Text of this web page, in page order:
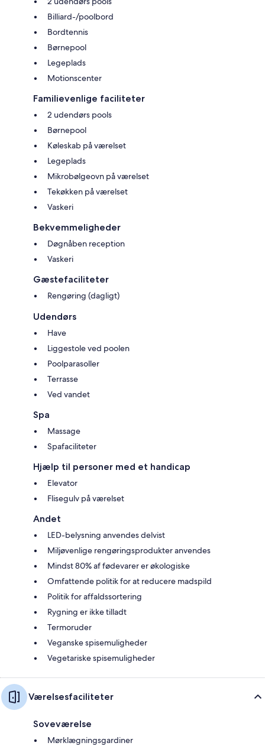
Billiard-/poolbord
Bordtennis
Børnepool
Legeplads
Motionscenter
Familievenlige faciliteter
2 udendørs pools
Børnepool
Køleskab på værelset
Legeplads
Mikrobølgeovn på værelset
Tekøkken på værelset
Vaskeri
Bekvemmeligheder
Døgnåben reception
Vaskeri
Gæstefaciliteter
Rengøring (dagligt)
Udendørs
Have
Liggestole ved poolen
Poolparasoller
Terrasse
Ved vandet
Spa
Massage
Spafaciliteter
Hjælp til personer med et handicap
Elevator
Flisegulv på værelset
Andet
LED-belysning anvendes delvist
Miljøvenlige rengøringsprodukter anvendes
Mindst 80% af fødevarer er økologiske
Omfattende politik for at reducere madspild
Politik for affaldssortering
Rygning er ikke tilladt
Termoruder
Veganske spisemuligheder
Vegetariske spisemuligheder
Værelsesfaciliteter
Soveværelse
Mørklægningsgardiner